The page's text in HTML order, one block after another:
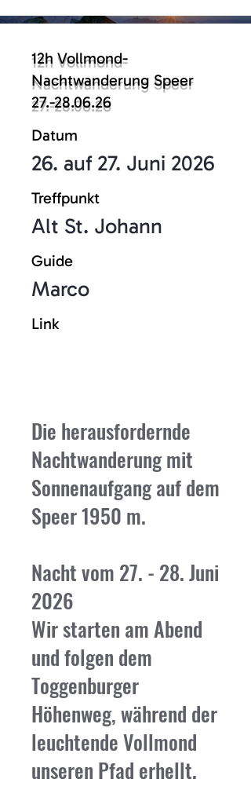
12h Vollmond-
Nachtwanderung Speer
27.-28.06.26
Datum
26. auf 27. Juni 2026
Treffpunkt
Alt St. Johann
Guide
Marco
Link
Die herausfordernde
Nachtwanderung mit
Sonnenaufgang auf dem
Speer 1950 m.
Nacht vom 27. - 28. Juni
2026
Wir starten am Abend
und folgen dem
Toggenburger
Höhenweg, während der
leuchtende Vollmond
unseren Pfad erhellt.